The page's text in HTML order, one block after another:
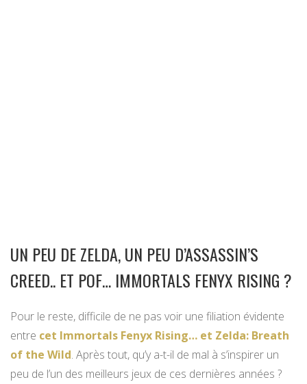
UN PEU DE ZELDA, UN PEU D’ASSASSIN’S
CREED.. ET POF… IMMORTALS FENYX RISING ?
Pour le reste, difficile de ne pas voir une filiation évidente
entre cet Immortals Fenyx Rising… et Zelda: Breath
of the Wild. Après tout, qu’y a-t-il de mal à s’inspirer un
peu de l’un des meilleurs jeux de ces dernières années ?